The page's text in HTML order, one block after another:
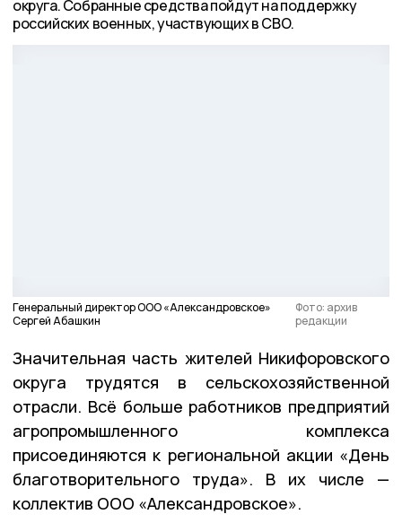
округа. Собранные средства пойдут на поддержку
российских военных, участвующих в СВО.
Генеральный директор ООО «Александровское»
Сергей Абашкин
Фото: архив
редакции
Значительная часть жителей Никифоровского
округа трудятся в сельскохозяйственной
отрасли. Всё больше работников предприятий
агропромышленного комплекса
присоединяются к региональной акции «День
благотворительного труда». В их числе —
коллектив ООО «Александровское».